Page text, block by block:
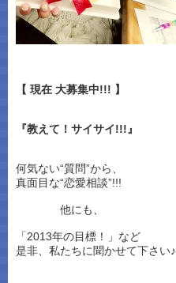
【 現在 大募集中!!! 】
『教えて！サイサイ!!!』
何気ない“質問”から、
真面目な“恋愛相談”!!!
他にも、
「2013年の目標！」など
是非、私たちに聞かせて下さい♪